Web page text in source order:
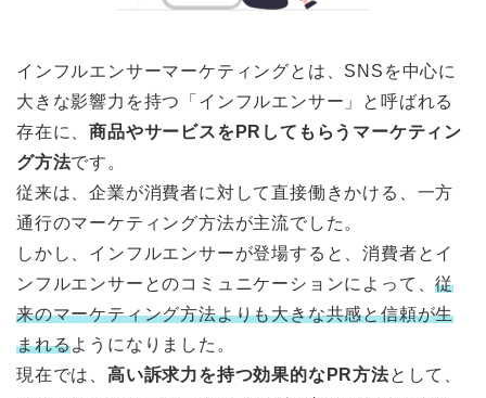
インフルエンサーマーケティングとは、SNSを中心に
大きな影響力を持つ「インフルエンサー」と呼ばれる
存在に、商品やサービスをPRしてもらうマーケティン
グ方法です。
従来は、企業が消費者に対して直接働きかける、一方
通行のマーケティング方法が主流でした。
しかし、インフルエンサーが登場すると、消費者とイ
ンフルエンサーとのコミュニケーションによって、従
来のマーケティング方法よりも大きな共感と信頼が生
まれるようになりました。
現在では、 高い訴求力を持つ効果的なPR方法として、